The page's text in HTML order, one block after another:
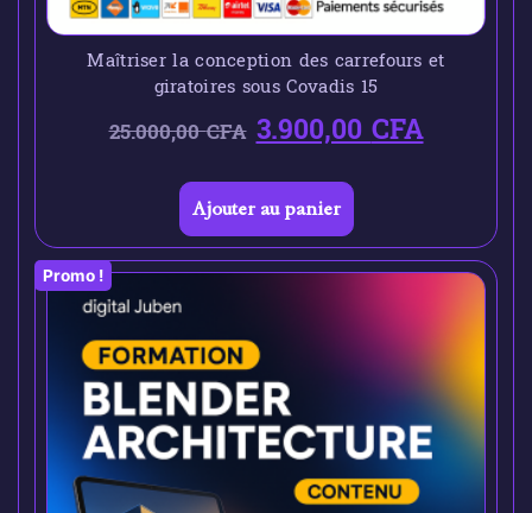
Maîtriser la conception des carrefours et
giratoires sous Covadis 15
25.000,00CFA 3.900,00CFA
Ajouter au panier
Promo !